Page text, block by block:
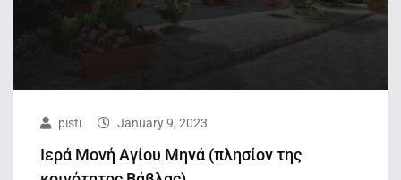
pisti January 9, 2023
Ιερά Μονή Αγίου Μηνά (πλησίον της